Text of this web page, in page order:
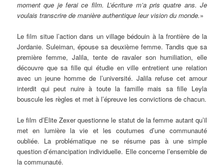
moment que je ferai ce film. L’écriture m’a pris quatre ans. Je
voulais transcrire de manière authentique leur vision du monde.»
Le film situe l’action dans un village bédouin à la frontière de la
Jordanie. Suleiman, épouse sa deuxième femme. Tandis que sa
première femme, Jalila, tente de ravaler son humiliation, elle
découvre que sa fille qui étudie en ville entretient une relation
avec un jeune homme de l’université. Jalila refuse cet amour
interdit qui peut nuire à toute la famille mais sa fille Leyla
bouscule les règles et met à l’épreuve les convictions de chacun.
Le film d’Elite Zexer questionne le statut de la femme autant qu’il
met en lumière la vie et les coutumes d’une communauté
oubliée. La problématique ne se résume pas à une simple
question d’émancipation individuelle. Elle concerne l’ensemble de
la communauté.